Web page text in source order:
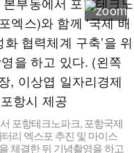
포항테크노파크, 포항국제
리 엑스포 추진 및 마이스
체결한 뒤 기념촬영을 하고